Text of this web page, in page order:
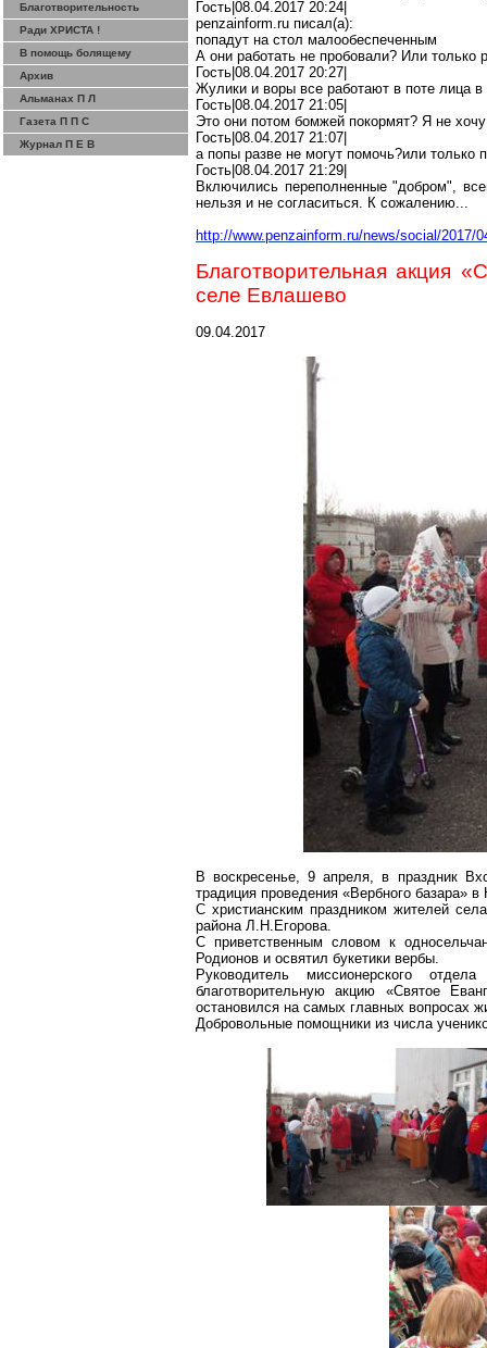
Благотворительность
Ради ХРИСТА !
В помощь болящему
Архив
Альманах П Л
Газета П П С
Журнал П Е В
Гость|08.04.2017 20:24|
penzainform.ru писал(a):
попадут на стол малообеспеченным
А они работать не пробовали? Или только
Гость|08.04.2017 20:27|
Жулики и воры все работают в поте лица в
Гость|08.04.2017 21:05|
Это они потом бомжей покормят? Я не хочу
Гость|08.04.2017 21:07|
а попы разве не могут помочь?или только
Гость|08.04.2017 21:29|
Включились переполненные "добром",
нельзя и не согласиться. К сожалению...
http://www.penzainform.ru/news/social/2017/
Благотворительная акция
селе Евлашево
09.04.2017
В воскресенье, 9 апреля, в праздник
традиция проведения «Вербного базара» в
С христианским праздником жителей
района Л.Н.Егорова.
С приветственным словом к
Родионов и освятил букетики вербы.
Руководитель миссионерского
благотворительную акцию «Святое
остановился на самых главных вопросах
Добровольные помощники из числа